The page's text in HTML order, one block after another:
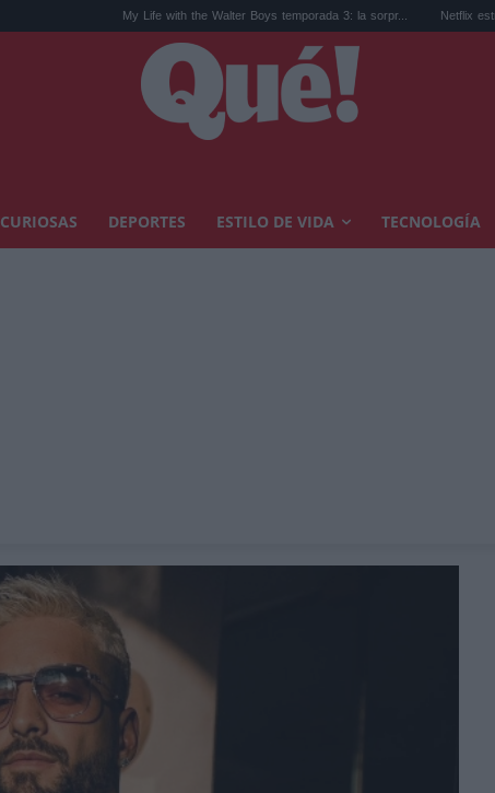
My Life with the Walter Boys temporada 3: la sorpr... Netflix estrena el thriller
CURIOSAS DEPORTES ESTILO DE VIDA TECNOLOGÍA